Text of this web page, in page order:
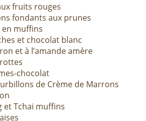
fruits rouges
fondants aux prunes
en muffins
et chocolat blanc
et à l’amande amère
chocolat
de Crème de Marrons
et Tchai muffins